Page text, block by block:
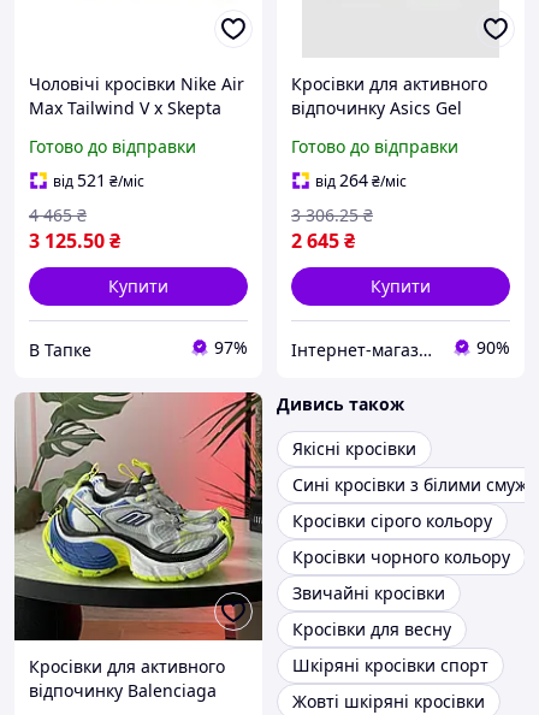
Чоловічі кросівки Nike Air
Max Tailwind V x Skepta
демісезонні текстиль
Y15377М
Готово до відправки
від521 ₴/міс
3 125.50₴
4 465 ₴
Купити
В Тапке 97%
Кросівки для активного
відпочинку Asics Gel
підкладкою та гумовою
підошвою синій-жовтий
Готово до відправки
від264₴/міс
2 645₴
3 306.25 ₴
Купити
Інтернет-магазин Look 100 Clothes 90%
Кросівки для активного
відпочинку Balenciaga
Дивись також
Якісні кросівки
Сині кросівки з білими
Кросівки сірого кольору
Кросівки чорного кольору
Звичайні кросівки
Кросівки для весну
Шкіряні кросівки спорт
Жовті шкіряні кросівки